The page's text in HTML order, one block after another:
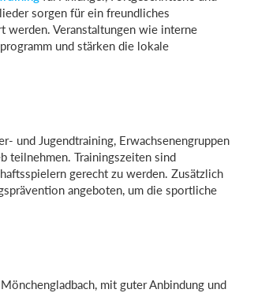
sorgen für ein freundliches
werden. Veranstaltungen wie interne
und stärken die lokale
und Jugendtraining, Erwachsenengruppen
teilnehmen. Trainingszeiten sind
gerecht zu werden. Zusätzlich
angeboten, um die sportliche
mit guter Anbindung und